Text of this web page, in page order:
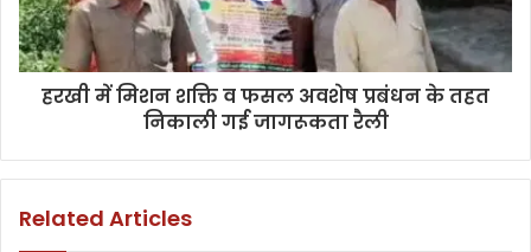
हरखी में मिशन शक्ति व फसल अवशेष प्रबंधन के तहत
निकाली गई जागरूकता रैली
Related Articles